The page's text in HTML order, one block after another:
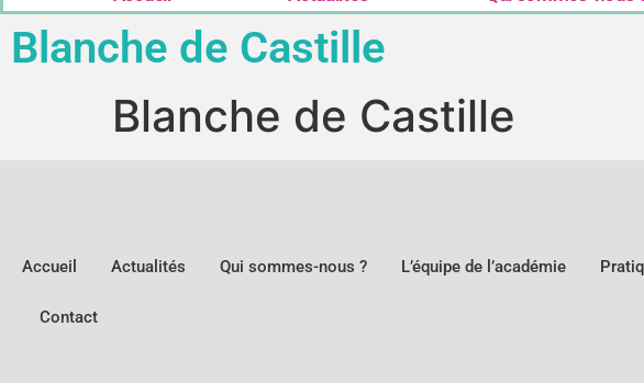
Blanche de Castille
Blanche de Castille
Accueil Actualités Qui sommes-nous ? L’équipe de l’académie
Contact